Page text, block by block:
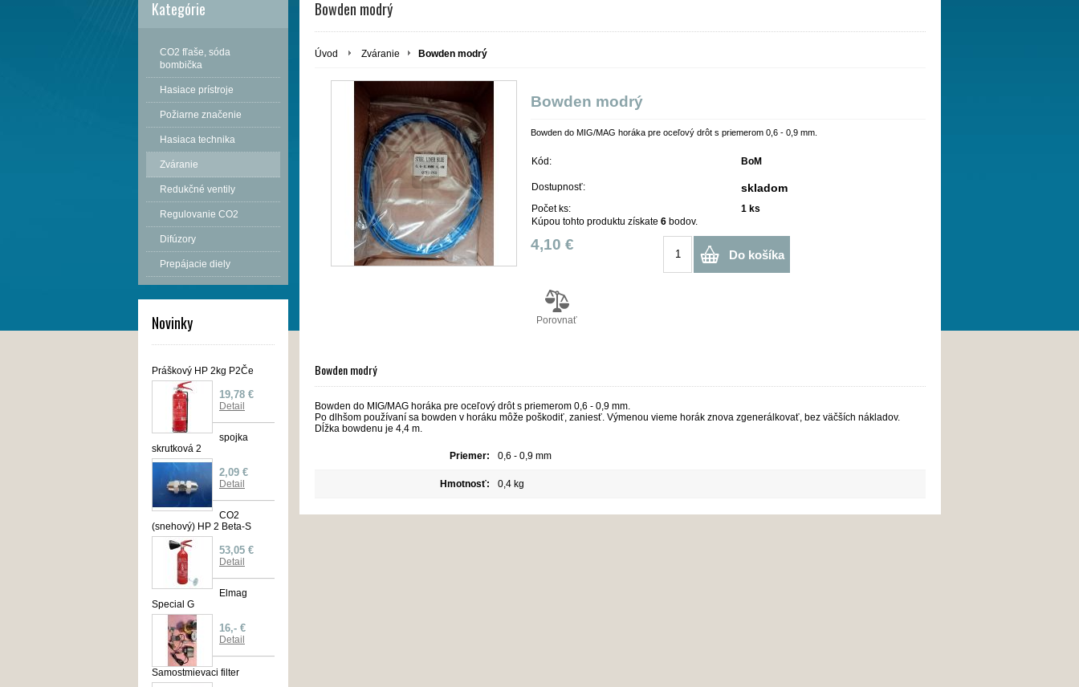
Kategórie
CO2 fľaše, sóda
bombička
Hasiace prístroje
Požiarne značenie
Hasiaca technika
Zváranie
Redukčné ventily
Regulovanie CO2
Difúzory
Prepájacie diely
Novinky
Práškový HP 2kg P2Če
19,78 €
Detail
spojka
skrutková 2
2,09 €
Detail
CO2
(snehový) HP 2 Beta-S
53,05 €
Detail
Elmag
Special G
16,- €
Detail
Samostmievaci filter
Bowden modrý
Úvod Zváranie Bowden modrý
Bowden modrý
Bowden do MIG/MAG horáka pre oceľový drôt s priemerom 0,6 - 0,9 mm.
Kód: BoM
Dostupnosť: skladom
Počet ks: 1 ks
Kúpou tohto produktu získate 6 bodov.
4,10 €
Do košíka
Porovnať
Bowden modrý
Bowden do MIG/MAG horáka pre oceľový drôt s priemerom 0,6 - 0,9 mm.
Po dlhšom používaní sa bowden v horáku môže poškodiť, zaniesť. Výmenou vieme horák znova zgenerálkovať, bez väčších nákladov.
Dĺžka bowdenu je 4,4 m.
Priemer: 0,6 - 0,9 mm
Hmotnosť: 0,4 kg